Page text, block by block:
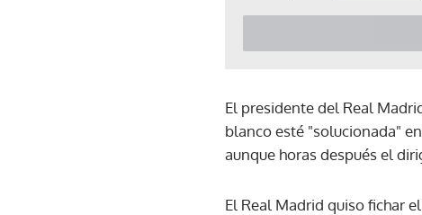
El presidente del Real
blanco esté "solucionada"
aunque horas después el
El Real Madrid quiso fichar